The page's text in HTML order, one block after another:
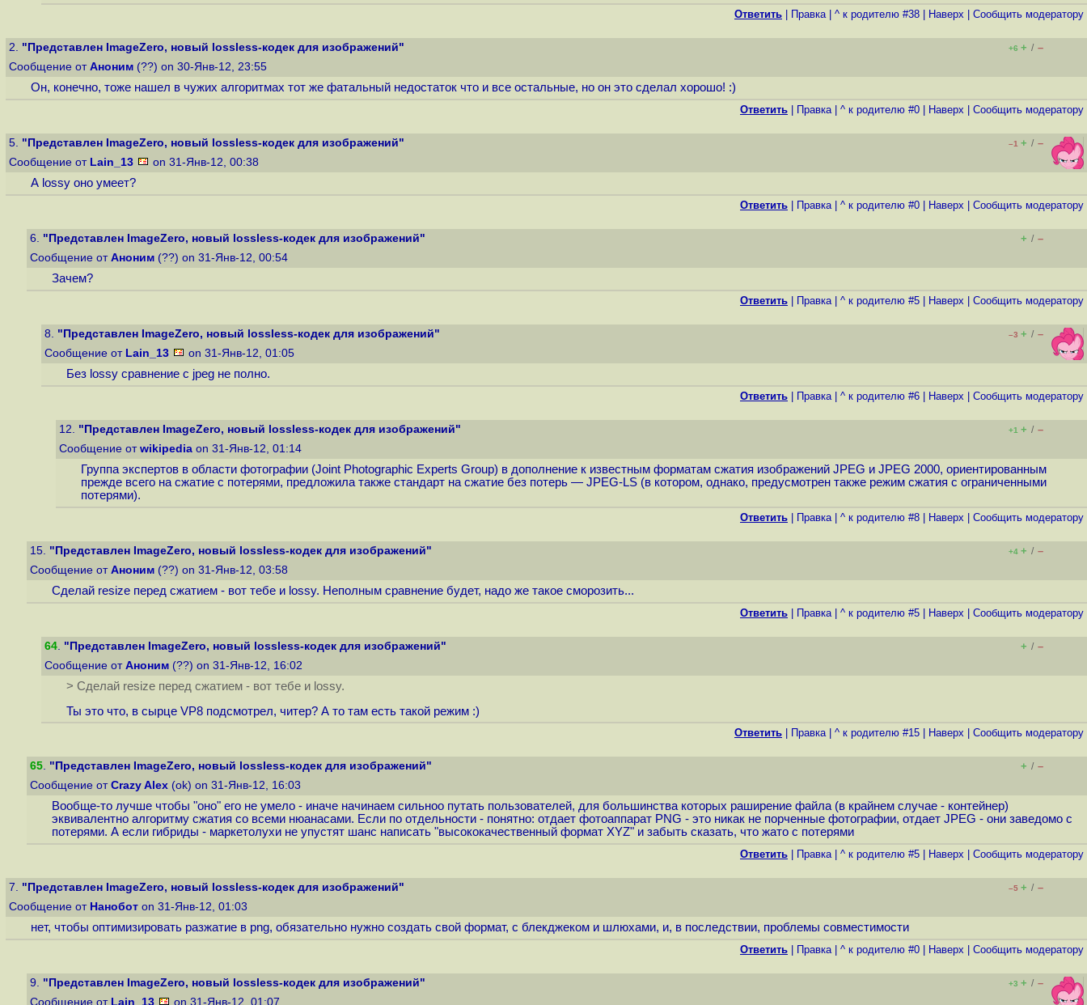
Ответить Правка| ^ к родителю #38 Наверх Cообщить модератору
2. "Представлен ImageZero, новый lossless-кодек для изображений" +6 + / –
Сообщение от Аноним (??) on 30-Янв-12, 23:55
Он, конечно, тоже нашел в чужих алгоритмах тот же фатальный недостаток что и все остальные, но он это сделал хорошо! :)
Ответить Правка| ^ к родителю #0 Наверх Cообщить модератору
5. "Представлен ImageZero, новый lossless-кодек для изображений" –1 + / –
Сообщение от Lain_13 on 31-Янв-12, 00:38
А lossy оно умеет?
Ответить Правка| ^ к родителю #0 Наверх Cообщить модератору
6. "Представлен ImageZero, новый lossless-кодек для изображений" + / –
Сообщение от Аноним (??) on 31-Янв-12, 00:54
Зачем?
Ответить Правка| ^ к родителю #5 Наверх Cообщить модератору
8. "Представлен ImageZero, новый lossless-кодек для изображений" –3 + / –
Сообщение от Lain_13 on 31-Янв-12, 01:05
Без lossy сравнение с jpeg не полно.
Ответить Правка| ^ к родителю #6 Наверх Cообщить модератору
12. "Представлен ImageZero, новый lossless-кодек для изображений" +1 + / –
Сообщение от wikipedia on 31-Янв-12, 01:14
Группа экспертов в области фотографии (Joint Photographic Experts Group) в дополнение к известным форматам сжатия изображений JPEG и JPEG 2000, ориентированным
прежде всего на сжатие с потерями, предложила также стандарт на сжатие без потерь — JPEG-LS (в котором, однако, предусмотрен также режим сжатия с ограниченными
потерями).
Ответить Правка| ^ к родителю #8 Наверх Cообщить модератору
15. "Представлен ImageZero, новый lossless-кодек для изображений" +4 + / –
Сообщение от Аноним (??) on 31-Янв-12, 03:58
Сделай resize перед сжатием - вот тебе и lossy. Неполным сравнение будет, надо же такое сморозить...
Ответить Правка| ^ к родителю #5 Наверх Cообщить модератору
64. "Представлен ImageZero, новый lossless-кодек для изображений" + / –
Сообщение от Аноним (??) on 31-Янв-12, 16:02
> Сделай resize перед сжатием - вот тебе и lossy.
Ты это что, в сырце VP8 подсмотрел, читер? А то там есть такой режим :)
Ответить Правка| ^ к родителю #15 Наверх Cообщить модератору
65. "Представлен ImageZero, новый lossless-кодек для изображений" + / –
Сообщение от Crazy Alex (ok) on 31-Янв-12, 16:03
Вообще-то лучше чтобы "оно" его не умело - иначе начинаем сильноо путать пользователей, для большинства которых раширение файла (в крайнем случае - контейнер)
эквивалентно алгоритму сжатия со всеми нюанасами. Если по отдельности - понятно: отдает фотоаппарат PNG - это никак не порченные фотографии, отдает JPEG - они заведомо с
потерями. А если гибриды - маркетолухи не упустят шанс написать "высококачественный формат XYZ" и забыть сказать, что жато с потерями
Ответить Правка| ^ к родителю #5 Наверх Cообщить модератору
7. "Представлен ImageZero, новый lossless-кодек для изображений" –5 + / –
Сообщение от Нанобот on 31-Янв-12, 01:03
нет, чтобы оптимизировать разжатие в png, обязательно нужно создать свой формат, с блекджеком и шлюхами, и, в последствии, проблемы совместимости
Ответить Правка| ^ к родителю #0 Наверх Cообщить модератору
9. "Представлен ImageZero, новый lossless-кодек для изображений" +3 + / –
Сообщение от Lain_13 on 31-Янв-12, 01:07